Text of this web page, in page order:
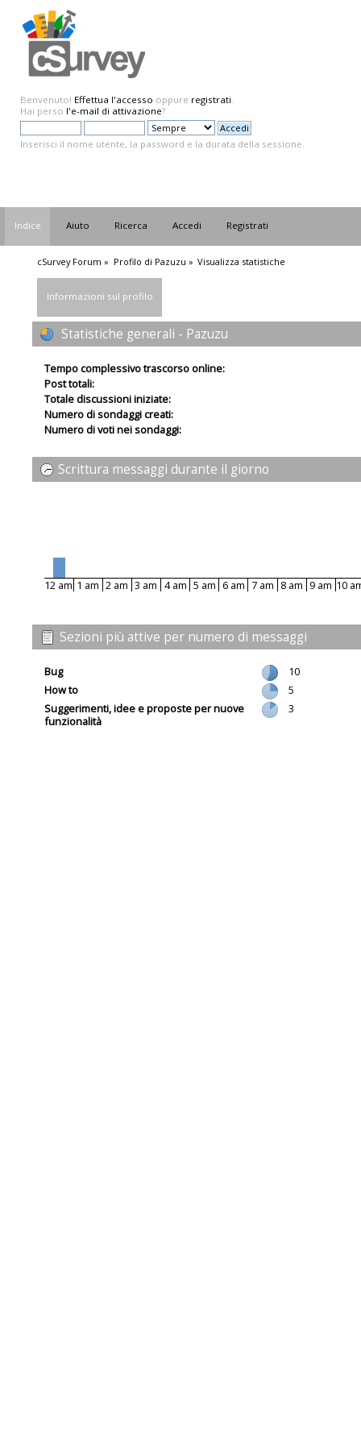
Benvenuto! Effettua l'accesso oppure registrati.
Hai perso l'e-mail di attivazione?
Inserisci il nome utente, la password e la durata della sessione.
Indice Aiuto Ricerca Accedi Registrati
cSurvey Forum » Profilo di Pazuzu » Visualizza statistiche
Informazioni sul profilo
Statistiche generali - Pazuzu
Tempo complessivo trascorso online:
Post totali:
Totale discussioni iniziate:
Numero di sondaggi creati:
Numero di voti nei sondaggi:
Scrittura messaggi durante il giorno
12 am 1 am 2 am 3 am 4 am 5 am 6 am 7 am 8 am 9 am 10
Sezioni più attive per numero di messaggi
Bug
10
How to
5
Suggerimenti, idee e proposte per nuove
funzionalità
3